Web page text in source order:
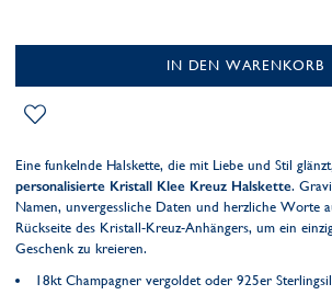
IN DEN WARENKORB
Eine funkelnde Halskette, die mit Liebe und Stil
personalisierte Kristall Klee Kreuz Halskette.
Namen, unvergessliche Daten und herzliche Worte
Rückseite des Kristall-Kreuz-Anhängers, um ein
Geschenk zu kreieren.
18kt Champagner vergoldet oder 925er